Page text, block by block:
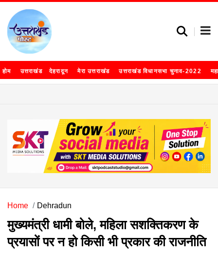
होम उत्तराखंड देहरादून मेरा उत्तराखंड उत्तराखंड विधानसभा चुनाव-2022
Home Dehradun
मुख्यमंत्री धामी बोले, महिला सशक्तिकरण के
प्रयासों पर न हो किसी भी प्रकार की राजनीति